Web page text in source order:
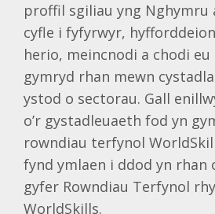
proffil sgiliau yng Nghymru
cyfle i fyfyrwyr,
herio, meincnodi a chodi
gymryd rhan mewn
ystod o sectorau. Gall
o’r gystadleuaeth fod yn
rowndiau terfynol
fynd ymlaen i ddod yn rhan
gyfer Rowndiau Terfynol
WorldSkills.